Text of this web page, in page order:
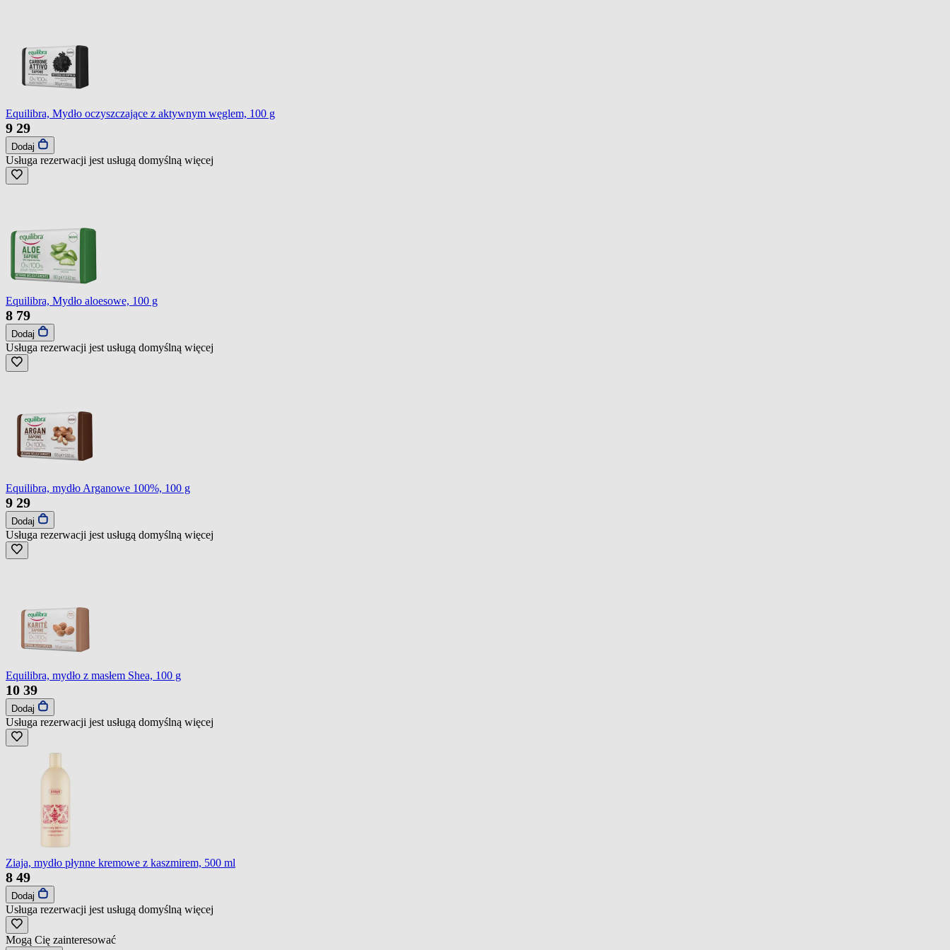
Equilibra, Mydło oczyszczające z aktywnym węglem, 100 g
9 29
Dodaj
Usługa rezerwacji jest usługą domyślną więcej
Equilibra, Mydło aloesowe, 100 g
8 79
Dodaj
Usługa rezerwacji jest usługą domyślną więcej
Equilibra, mydło Arganowe 100%, 100 g
9 29
Dodaj
Usługa rezerwacji jest usługą domyślną więcej
Equilibra, mydło z masłem Shea, 100 g
10 39
Dodaj
Usługa rezerwacji jest usługą domyślną więcej
Ziaja, mydło płynne kremowe z kaszmirem, 500 ml
8 49
Dodaj
Usługa rezerwacji jest usługą domyślną więcej
Mogą Cię zainteresować